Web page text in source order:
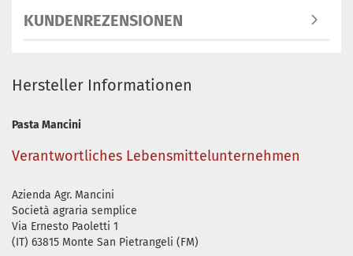
KUNDENREZENSIONEN
Hersteller Informationen
Pasta Mancini
Verantwortliches Lebensmittelunternehmen
Azienda Agr. Mancini
Società agraria semplice
Via Ernesto Paoletti 1
(IT) 63815 Monte San Pietrangeli (FM)